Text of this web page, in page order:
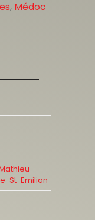
, Médoc
–
St-Emilion